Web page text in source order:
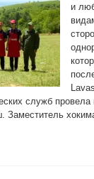
и
служб